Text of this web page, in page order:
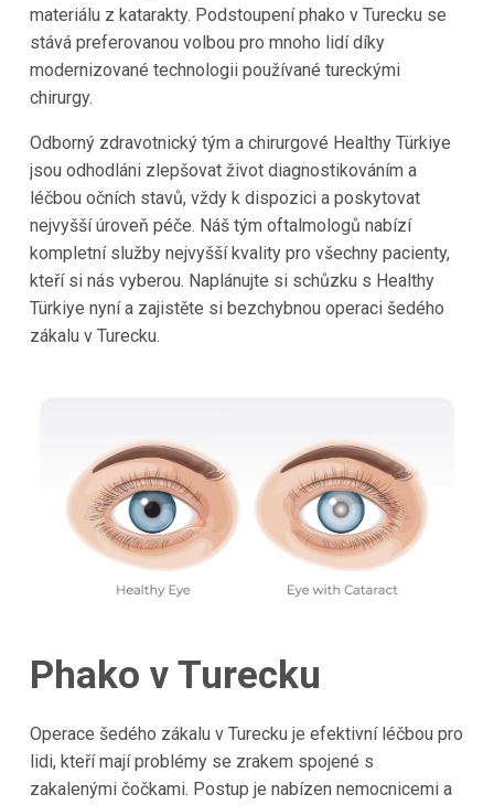
materiálu z katarakty. Podstoupení phako v Turecku se
stává preferovanou volbou pro mnoho lidí díky
modernizované technologii používané tureckými
chirurgy.
Odborný zdravotnický tým a chirurgové Healthy Türkiye
jsou odhodláni zlepšovat život diagnostikováním a
léčbou očních stavů, vždy k dispozici a poskytovat
nejvyšší úroveň péče. Náš tým oftalmologů nabízí
kompletní služby nejvyšší kvality pro všechny pacienty,
kteří si nás vyberou. Naplánujte si schůzku s Healthy
Türkiye nyní a zajistěte si bezchybnou operaci šedého
zákalu v Turecku.
Phako v Turecku
Operace šedého zákalu v Turecku je efektivní léčbou pro
lidi, kteří mají problémy se zrakem spojené s
zakalenými čočkami. Postup je nabízen nemocnicemi a